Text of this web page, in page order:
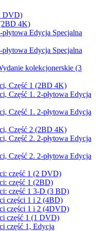
DVD)
4K)
Edycja Specjalna
Edycja Specjalna
kolekcjonerskie (3
Część 1 (2BD 4K)
Część 1. 2-płytowa Edycja
Część 1. 2-płytowa Edycja
Część 2 (2BD 4K)
Część 2. 2-płytowa Edycja
Część 2. 2-płytowa Edycja
część 1 (2 DVD)
część 1 (2BD)
część 1 3-D (3 BD)
części 1 i 2 (4BD)
części 1 i 2 (4DVD)
część 1 (1 DVD)
część 1, Edycja